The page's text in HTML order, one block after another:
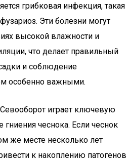
грибковая инфекция, такая
Эти болезни могут
высокой влажности и
что делает правильный
и соблюдение
особенно важными.
играет ключевую
чеснока. Если чеснок
же месте несколько лет
к накоплению патогенов